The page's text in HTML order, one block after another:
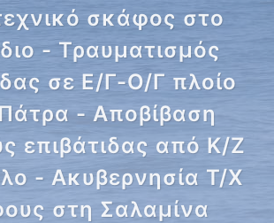
σκάφος στο
- Τραυματισμός
σε Ε/Γ-Ο/Γ πλοίο
- Αποβίβαση
επιβάτιδας από Κ/Ζ
- Ακυβερνησία Τ/Χ
στη Σαλαμίνα